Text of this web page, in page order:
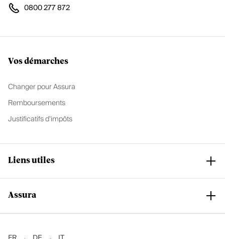
0800 277 872
Vos démarches
Changer pour Assura
Remboursements
Justificatifs d'impôts
Liens utiles
Nos assurances de base
Assura